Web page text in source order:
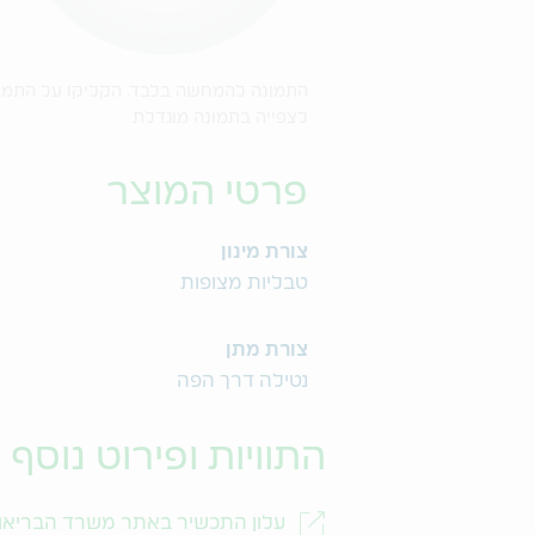
פרטי המוצר
צורת מינון
טבליות מצופות
צורת מתן
נטילה דרך הפה
התוויות ופירוט נוסף
עלון התכשיר באתר משרד